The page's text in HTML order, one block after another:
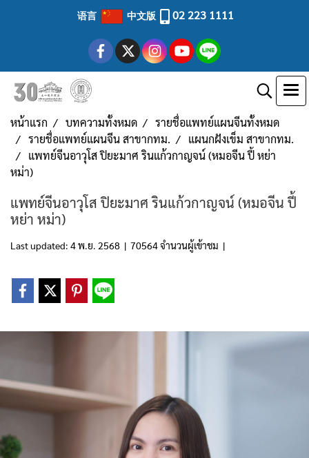
语言 中文版 02 223 1111
หน้าแรก บทความทั้งหมด
รายชื่อแพทย์แผนจีนทั้งหมด
รายชื่อแพทย์แผนจีน สาขากทม.
แผนกฝังเข็ม สาขากทม.
แพทย์จีนอาวุโส ปิยะมาศ รินแก้วกาญจน์ (หมอจีน ปี้ หย่า
หม่า)
แพทย์จีนอาวุโส ปิยะมาศ รินแก้วกาญจน์ (หมอจีน ปี้
หย่า หม่า)
Last updated: 4 พ.ย. 2568 | 70564 จำนวนผู้เข้าชม |